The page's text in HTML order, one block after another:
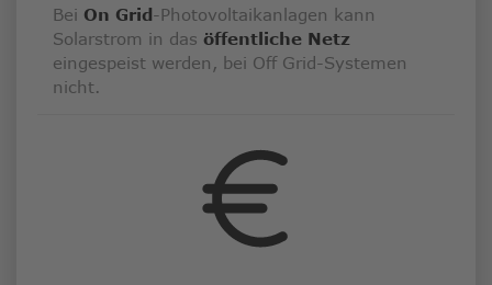
Bei On Grid-Photovoltaikanlagen kann
Solarstrom in das öffentliche Netz
eingespeist werden, bei Off Grid-Systemen
nicht.